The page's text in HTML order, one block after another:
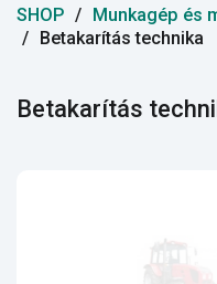
SHOP
Munkagép és
Betakarítás technika
Betakarítás